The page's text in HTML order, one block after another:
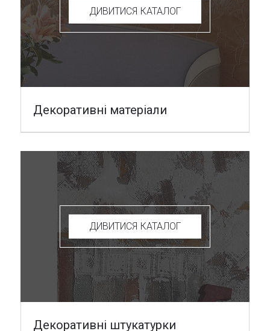
ДИВИТИСЯ КАТАЛОГ
Декоративні матеріали
ДИВИТИСЯ КАТАЛОГ
Декоративні штукатурки